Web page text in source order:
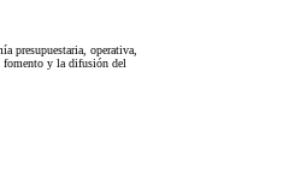
presupuestaria, operativa,
fomento y la difusión del